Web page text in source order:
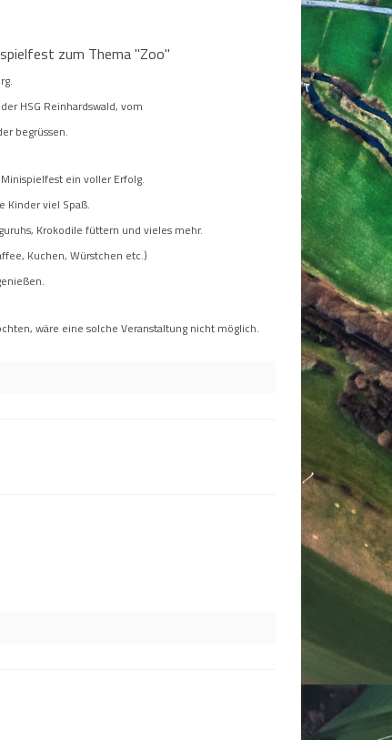
zum Thema "Zoo"
HSG Reinhardswald, vom
begrüssen.
ein voller Erfolg.
Kinder viel Spaß.
Krokodile füttern und vieles mehr.
Kuchen, Würstchen etc.)
wäre eine solche Veranstaltung nicht möglich.